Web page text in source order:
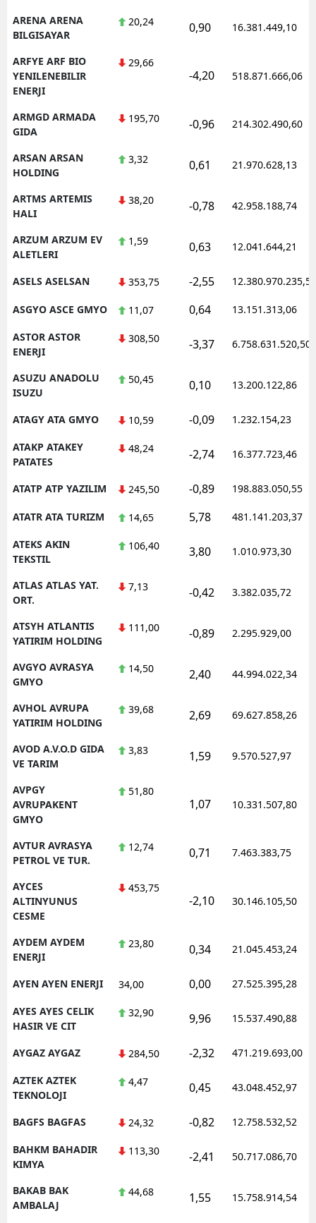
ARENA ARENA
BILGISAYAR
20,24 0,90 16.381.449,10
ARFYE ARF BIO
YENILENEBILIR
ENERJI
29,66
-4,20 518.871.666,06
ARMGD ARMADA
GIDA
195,70 -0,96 214.302.490,60
ARSAN ARSAN
HOLDING
3,32 0,61 21.970.628,13
ARTMS ARTEMIS
HALI
38,20 -0,78 42.958.188,74
ARZUM ARZUM EV
ALETLERI
1,59 0,63 12.041.644,21
ASELS ASELSAN 353,75 -2,55 12.380.970.235,50
ASGYO ASCE GMYO 11,07 0,64 13.151.313,06
ASTOR ASTOR
ENERJI
308,50 -3,37 6.758.631.520,50
ASUZU ANADOLU
ISUZU
50,45 0,10 13.200.122,86
ATAGY ATA GMYO 10,59 -0,09 1.232.154,23
ATAKP ATAKEY
PATATES
48,24 -2,74 16.377.723,46
ATATP ATP YAZILIM 245,50 -0,89 198.883.050,55
ATATR ATA TURIZM 14,65 5,78 481.141.203,37
ATEKS AKIN
TEKSTIL
106,40 3,80 1.010.973,30
ATLAS ATLAS YAT.
ORT.
7,13 -0,42 3.382.035,72
ATSYH ATLANTIS
YATIRIM HOLDING
111,00 -0,89 2.295.929,00
AVGYO AVRASYA
GMYO
14,50 2,40 44.994.022,34
AVHOL AVRUPA
YATIRIM HOLDING
39,68 2,69 69.627.858,26
AVOD A.V.O.D GIDA
VE TARIM
3,83 1,59 9.570.527,97
AVPGY
AVRUPAKENT
GMYO
51,80
1,07 10.331.507,80
AVTUR AVRASYA
PETROL VE TUR.
12,74 0,71 7.463.383,75
AYCES
ALTINYUNUS
CESME
453,75
-2,10 30.146.105,50
AYDEM AYDEM
ENERJI
23,80 0,34 21.045.453,24
AYEN AYEN ENERJI 34,00 0,00 27.525.395,28
AYES AYES CELIK
HASIR VE CIT
32,90 9,96 15.537.490,88
AYGAZ AYGAZ 284,50 -2,32 471.219.693,00
AZTEK AZTEK
TEKNOLOJI
4,47 0,45 43.048.452,97
BAGFS BAGFAS 24,32 -0,82 12.758.532,52
BAHKM BAHADIR
KIMYA
113,30 -2,41 50.717.086,70
BAKAB BAK
AMBALAJ
44,68 1,55 15.758.914,54